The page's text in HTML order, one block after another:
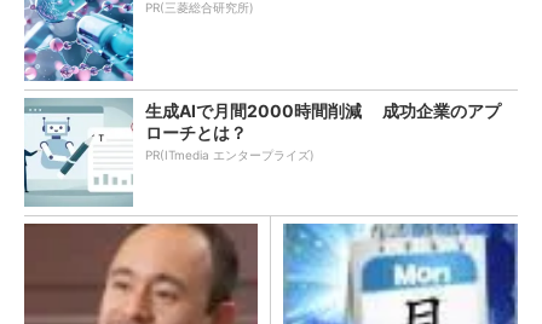
PR(三菱総合研究所)
生成AIで月間2000時間削減 成功企業のアプ
ローチとは？
PR(ITmedia エンタープライズ)